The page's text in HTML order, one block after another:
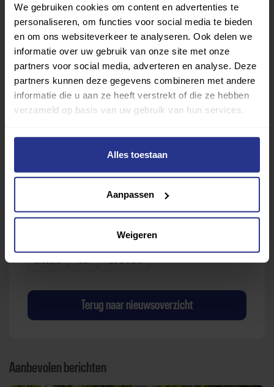
We gebruiken cookies om content en advertenties te
personaliseren, om functies voor social media te bieden
en om ons websiteverkeer te analyseren. Ook delen we
informatie over uw gebruik van onze site met onze
partners voor social media, adverteren en analyse. Deze
partners kunnen deze gegevens combineren met andere
informatie die u aan ze heeft verstrekt of die ze hebben
verzameld op basis van uw gebruik van hun services.
Alles toestaan
Aanpassen
Weigeren
Vind jouw sport
Van atletiek tot zwemmen: met onze Sportzoeker
vind je gemakkelijk jouw favoriete sport of activiteit.
Met meer dan 4250 sportclubs is er altijd een sport
die bij je past.
Sport zoeken
Verder lezen over
Gezondheid
Lifestyle Tech Tips & tricks
Terug naar nieuwsoverzicht
Aanbevolen berichten